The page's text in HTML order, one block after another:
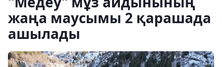
жаңа маусымы 2 қарашада
ашылады